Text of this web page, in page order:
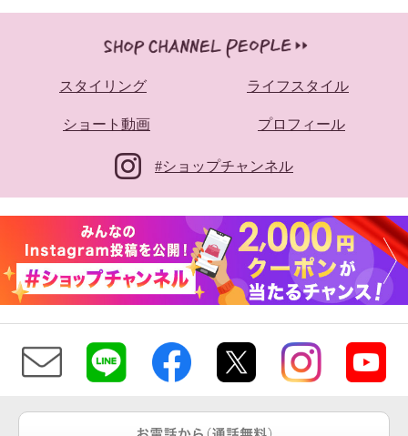
スタイリング ライフスタイル
ショート動画 プロフィール
#ショップチャンネル